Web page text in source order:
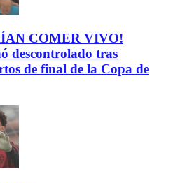
COMER VIVO!
descontrolado tras
de final de la Copa de